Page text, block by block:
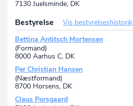
7130 Juelsminde, DK
Bestyrelse
Vis bestyrelseshistorik
Bettina Antitsch Mortensen
(Formand)
8000 Aarhus C, DK
Per Christian Hansen
(Næstformand)
8700 Horsens, DK
Claus Porsgaard